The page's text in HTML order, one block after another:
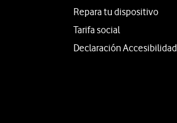
Repara tu dispositivo
Tarifa social
Declaración Accesibilidad